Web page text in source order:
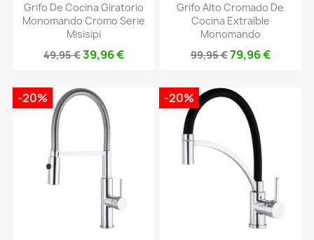
Grifo De Cocina Giratorio
Monomando Cromo Serie
Misisipi
49,95 €39,96 €
Grifo Alto Cromado De
Cocina Extraíble
Monomando
99,95 €79,96 €
-20% -20%